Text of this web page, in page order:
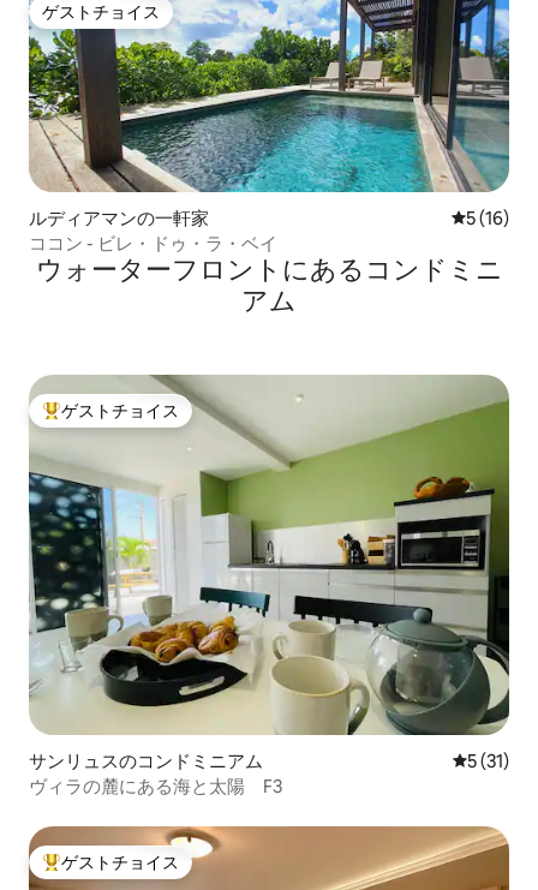
ゲストチョイス
ゲストチョイス
ルディアマンの一軒家 レビュー
5 (16)
ココン - ビレ・ドゥ・ラ・ベイ
ウォーターフロントにあるコンドミニ
アム
大好評のゲストチョイスです。
ゲストチョイス
サンリュスのコンドミニアム レビュー
5 (31)
ヴィラの麓にある海と太陽 F3
大好評のゲストチョイスです。
ゲストチョイス